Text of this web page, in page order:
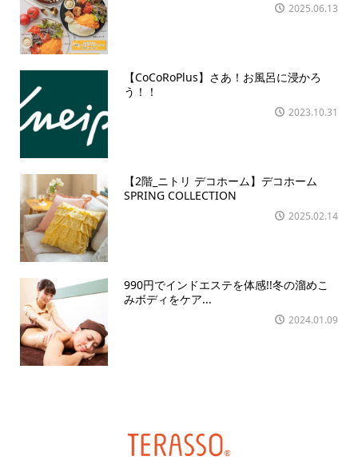
2025.06.13
【CoCoRoPlus】さあ！お風呂に浸かろ
う！！
2023.10.31
【2階_ニトリ デコホーム】デコホーム
SPRING COLLECTION
2025.02.14
990円でインドエステを体感!!冬の溜めこ
みボディをケア...
2024.01.09